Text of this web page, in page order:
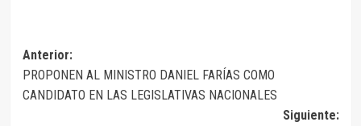
Navegación
de
Anterior:
PROPONEN AL MINISTRO DANIEL FARÍAS COMO
CANDIDATO EN LAS LEGISLATIVAS NACIONALES
Siguiente: